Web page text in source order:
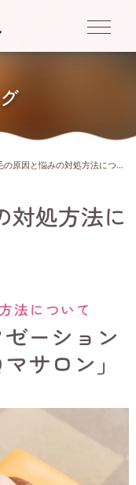
の原因と悩みの対処方法について
対処方法に
ーション
サロン」
法について